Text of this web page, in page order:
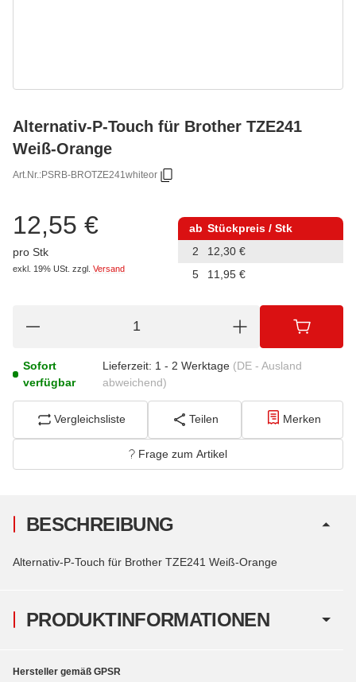
Alternativ-P-Touch für Brother TZE241
Weiß-Orange
Art.Nr.:PSRB-BROTZE241whiteor
12,55 €
pro Stk
exkl. 19% USt. zzgl. Versand
ab Stückpreis / Stk
2
12,30 €
5
11,95 €
Sofort
verfügbar
Lieferzeit: 1 - 2 Werktage (DE - Ausland
abweichend)
Vergleichsliste Teilen Merken
Frage zum Artikel
PRODUKTINFORMATIONEN
BESCHREIBUNG
Alternativ-P-Touch für Brother TZE241 Weiß-Orange
Hersteller gemäß GPSR